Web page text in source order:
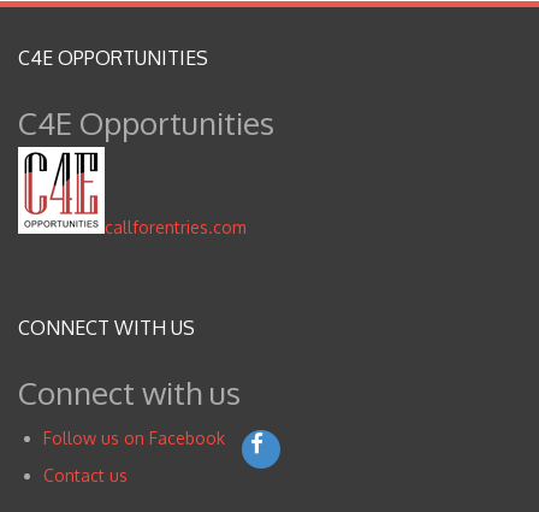
Inglés
C4E OPPORTUNITIES
C4E Opportunities
callforentries.com
CONNECT WITH US
Connect with us
Follow us on Facebook
Contact us